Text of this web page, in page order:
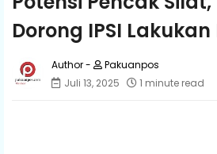
Dorong IPSI
Pakuanpos
Juli 13, 2025
1 minute read